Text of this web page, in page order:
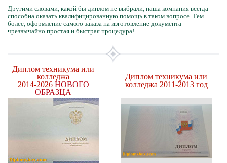
Другими словами, какой бы диплом не выбрали, наша компания всегда
способна оказать квалифицированную помощь в таком вопросе. Тем
более, оформление самого заказа на изготовление документа
чрезвычайно простая и быстрая процедура!
Диплом техникума или
колледжа
2014-2026 НОВОГО
ОБРАЗЦА
Диплом техникума или
колледжа 2011-2013 год